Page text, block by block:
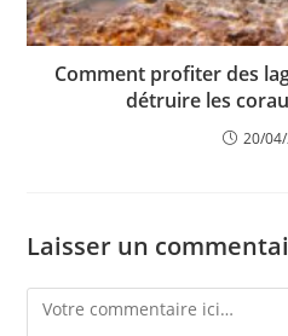
Comment profiter des
détruire les
20/
Laisser un
Comment